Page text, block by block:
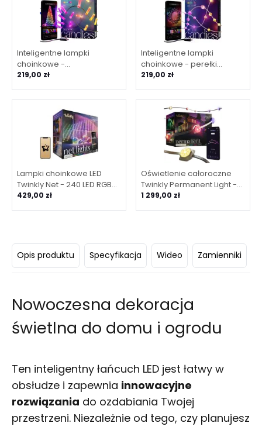
Inteligentne lampki
choinkowe -
świeczkiTwinkly Strings
shaped RGB LEDs, zielony
219,00 zł
Inteligentne lampki
choinkowe - perełki
Twinkly Strings USB-C - 100
zielony kabel
219,00 zł
Lampki choinkowe LED
Twinkly Net - 240 LED RGB
perełki, 1.45x2.4 m,
429,00 zł
Oświetlenie całoroczne
Twinkly Permanent Light -
72 RGB biały przewód LED
1 299,00 zł
Opis produktu Specyfikacja Wideo Zamienniki
Nowoczesna dekoracja
świetlna do domu i ogrodu
Ten inteligentny łańcuch LED jest łatwy w
obsłudze i zapewnia innowacyjne
rozwiązania do ozdabiania Twojej
przestrzeni. Niezależnie od tego, czy planujesz